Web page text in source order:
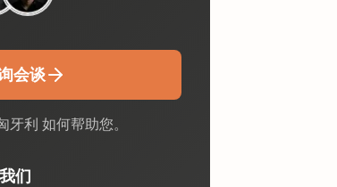
会谈
利 如何帮助您。
们